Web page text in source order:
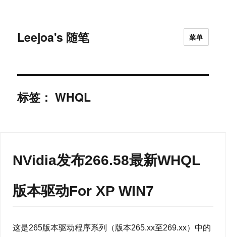
Leejoa's 随笔 菜单
标签：WHQL
NVidia发布266.58最新WHQL
版本驱动For XP WIN7
这是265版本驱动程序系列（版本265.xx至269.xx）中的